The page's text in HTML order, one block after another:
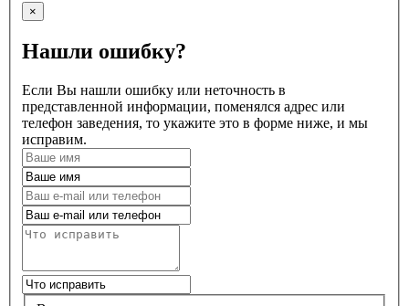
×
Нашли ошибку?
Если Вы нашли ошибку или неточность в
представленной информации, поменялся адрес или
телефон заведения, то укажите это в форме ниже, и мы
исправим.